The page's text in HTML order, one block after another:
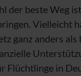
der beste Weg
Vielleicht
ganz anders
in